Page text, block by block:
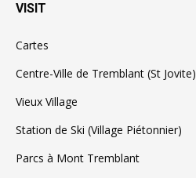
VISIT
Cartes
Centre-Ville de Tremblant (St Jovite)
Vieux Village
Station de Ski (Village Piétonnier)
Parcs à Mont Tremblant